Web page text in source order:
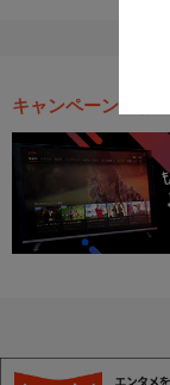
キャンペーン・お得